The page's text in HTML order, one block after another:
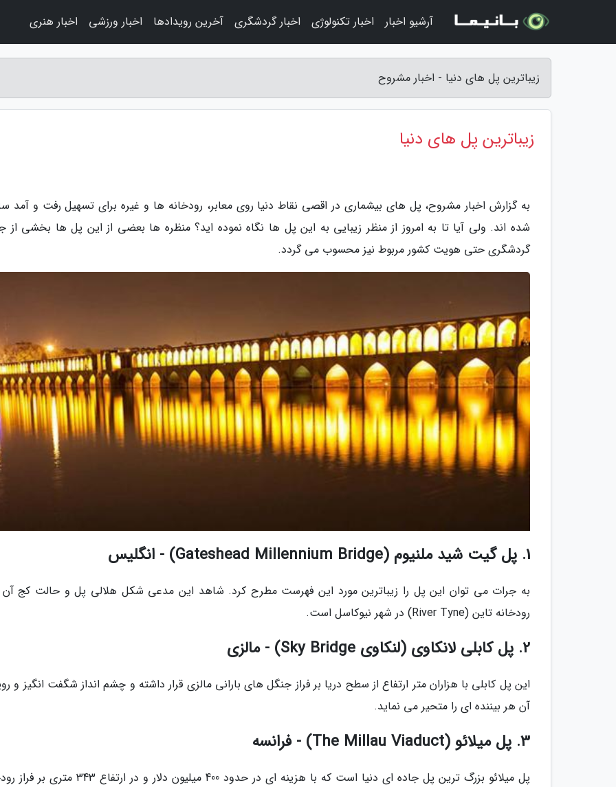
زیباترین پل های دنیا - اخبار مشروح
زیباترین پل های دنیا
به گزارش اخبار مشروح، پل های بیشماری در اقصی نقاط دنیا روی معابر، رودخانه ها و غیره برای تسهیل رفت و آمد
شده اند. ولی آیا تا به امروز از منظر زیبایی به این پل ها نگاه نموده اید؟ منظره ها بعضی از این پل ها بخشی از
گردشگری حتی هویت کشور مربوط نیز محسوب می گردد.
1. پل گیت شید ملنیوم (Gateshead Millennium Bridge) - انگلیس
به جرات می توان این پل را زیباترین مورد این فهرست مطرح کرد. شاهد این مدعی شکل هلالی پل و حالت کج
رودخانه تاین (River Tyne) در شهر نیوکاسل است.
2. پل کابلی لانکاوی (لنکاوی Sky Bridge) - مالزی
این پل کابلی با هزاران متر ارتفاع از سطح دریا بر فراز جنگل های بارانی مالزی قرار داشته و چشم انداز شگفت انگیز و
آن هر بیننده ای را متحیر می نماید.
3. پل میلائو (The Millau Viaduct) - فرانسه
پل میلائو بزرگ ترین پل جاده ای دنیا است که با هزینه ای در حدود 400 میلیون دلار و در
آرشیو اخبار اخبار تکنولوژی اخبار گردشگری آخرین رویدادها اخبار ورزشی اخبار هنری